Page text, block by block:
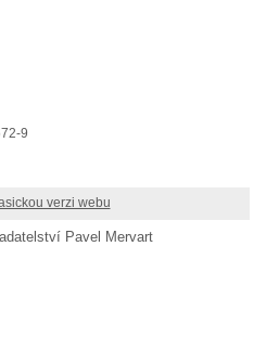
9
verzi webu
Pavel Mervart